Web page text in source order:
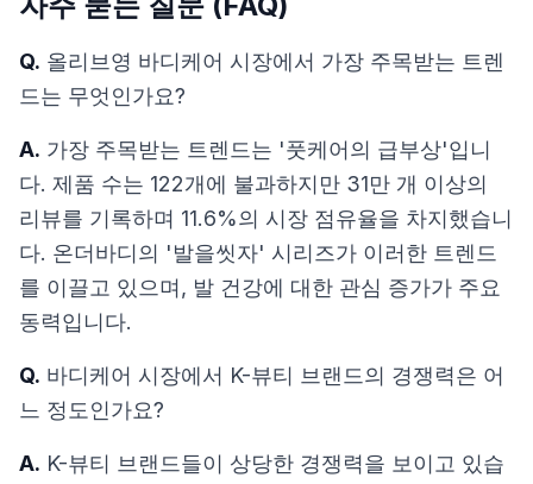
Q. 올리브영 바디케어 시장에서 가장 주목받는 트렌
드는 무엇인가요?
A. 가장 주목받는 트렌드는 '풋케어의 급부상'입니
다. 제품 수는 122개에 불과하지만 31만 개 이상의
리뷰를 기록하며 11.6%의 시장 점유율을 차지했습니
다. 온더바디의 '발을씻자' 시리즈가 이러한 트렌드
를 이끌고 있으며, 발 건강에 대한 관심 증가가 주요
동력입니다.
Q. 바디케어 시장에서 K-뷰티 브랜드의 경쟁력은 어
느 정도인가요?
A. K-뷰티 브랜드들이 상당한 경쟁력을 보이고 있습